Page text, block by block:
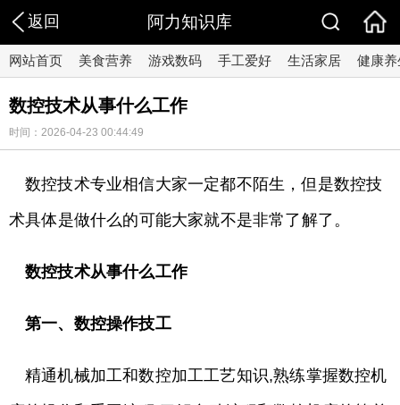
返回 阿力知识库
网站首页 美食营养 游戏数码 手工爱好 生活家居 健康养
数控技术从事什么工作
时间：2026-04-23 00:44:49
数控技术专业相信大家一定都不陌生，但是数控技
术具体是做什么的可能大家就不是非常了解了。
数控技术从事什么工作
第一、数控操作技工
精通机械加工和数控加工工艺知识,熟练掌握数控机